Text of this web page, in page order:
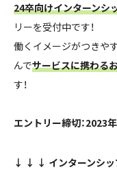
24卒向けインターンシ
リーを受付中です！
働くイメージがつきや
んでサービスに携わる
す！
エントリー締切：2023
↓ ↓ ↓ インターンシッ